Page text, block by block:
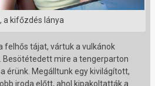
a kifőzdés lánya
felhős tájat, vártuk a vulkánok
Besötétedett mire a tengerparton
érünk. Megálltunk egy kivilágított,
iroda előtt, ahol kipakoltatták a